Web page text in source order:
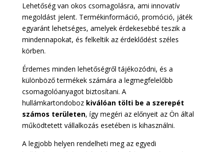
Lehetőség van okos csomagolásra, ami innovatív
megoldást jelent. Termékinformáció, promóció, játék
egyaránt lehetséges, amelyek érdekesebbé teszik a
mindennapokat, és felkeltik az érdeklődést széles
körben.
Érdemes minden lehetőségről tájékozódni, és a
különböző termékek számára a legmegfelelőbb
csomagolóanyagot biztosítani. A
hullámkartondobozkiválóan tölti be a szerepét
számos területen, így megéri az előnyeit az Ön által
működtetett vállalkozás esetében is kihasználni.
A legjobb helyen rendelheti meg az egyedi